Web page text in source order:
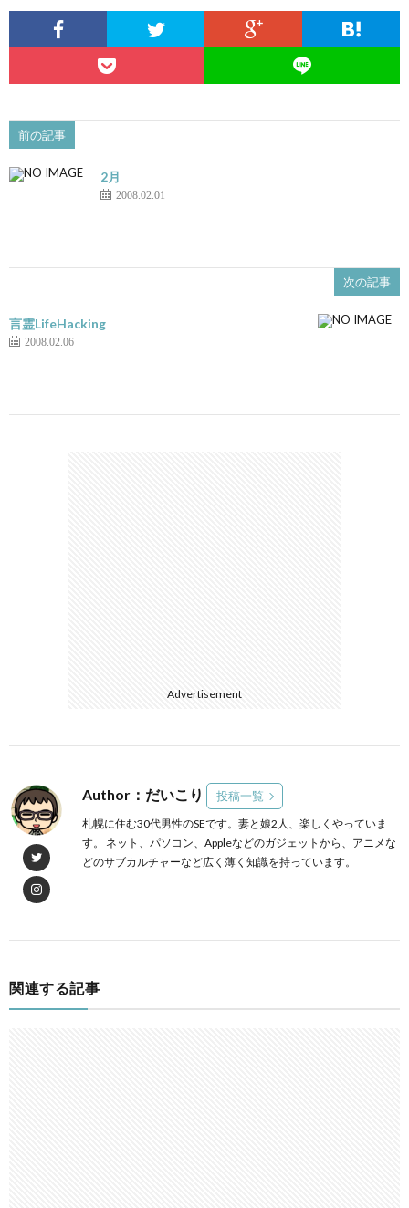
前の記事
2月
2008.02.01
次の記事
言霊LifeHacking
2008.02.06
Advertisement
Author：だいこり 投稿一覧
札幌に住む30代男性のSEです。妻と娘2人、楽しくやっていま
す。 ネット、パソコン、Appleなどのガジェットから、アニメな
どのサブカルチャーなど広く薄く知識を持っています。
関連する記事